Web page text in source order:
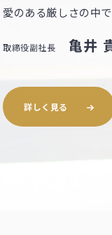
愛のある厳しさの中
取締役副社長 亀井
詳しく見る